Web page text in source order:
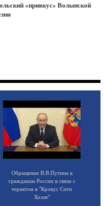
«привкус» Волынской
Обращение В.В.Путина к
гражданам России в связи с
терактом в "Крокус Сити
Холле"